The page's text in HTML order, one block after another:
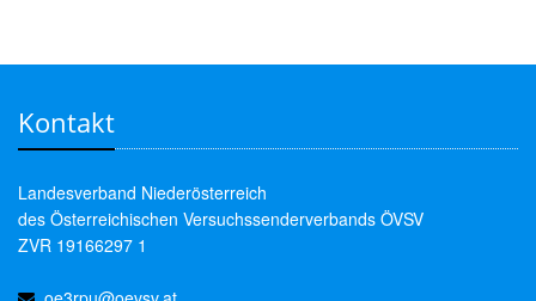
Kontakt
Landesverband Niederösterreich
des Österreichischen Versuchssenderverbands ÖVSV
ZVR 19166297 1